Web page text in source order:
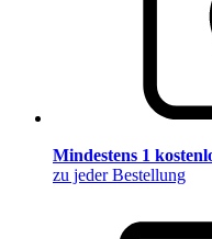
Mindestens 1
zu jeder Bestellung